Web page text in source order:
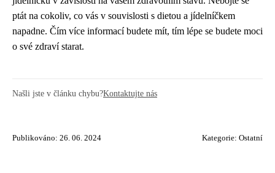
ptát na cokoliv, co vás v souvislosti s dietou a jídelníčkem
napadne. Čím více informací budete mít, tím lépe se budete moci
o své zdraví starat.
Našli jste v článku chybu?Kontaktujte nás
Publikováno: 26. 06. 2024 Kategorie: Ostatní